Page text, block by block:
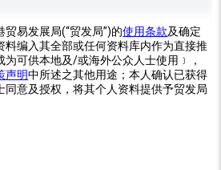
易发展局(“贸发局”)的使用条款及确定
料编入其全部或任何资料库内作为直接推
为可供本地及/或海外公众人士使用﹞，
声明中所述之其他用途；本人确认已获得
同意及授权，将其个人资料提供予贸发局